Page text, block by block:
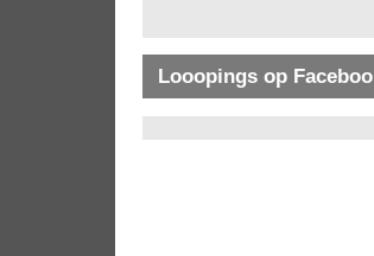
Looopings op